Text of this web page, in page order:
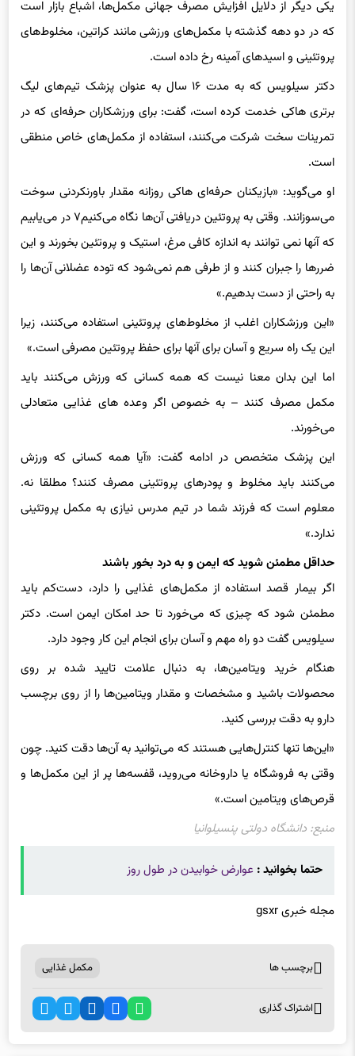
که در دو دهه گذشته با مکمل‌های ورزشی مانند کراتین، مخلوط‌های
پروتئینی و اسیدهای آمینه رخ داده است.
دکتر سیلویس که به مدت ۱۶ سال به عنوان پزشک تیم‌های لیگ
برتری هاکی خدمت کرده است، گفت: برای ورزشکاران حرفه‌ای که در
تمرینات سخت شرکت می‌کنند، استفاده از مکمل‌های خاص منطقی
است.
او می‌گوید: «بازیکنان حرفه‌ای هاکی روزانه مقدار باورنکردنی سوخت
می‌سوزانند. وقتی به پروتئین دریافتی آن‌ها نگاه می‌کنیم۷ در می‌یابیم
که آنها نمی توانند به اندازه کافی مرغ، استیک و پروتئین بخورند و این
ضررها را جبران کنند و از طرفی هم نمی‌شود که توده عضلانی آن‌ها را
به راحتی از دست بدهیم.»
«این ورزشکاران اغلب از مخلوط‌های پروتئینی استفاده می‌کنند، زیرا
این یک راه سریع و آسان برای آنها برای حفظ پروتئین مصرفی است.»
اما این بدان معنا نیست که همه کسانی که ورزش می‌کنند باید
مکمل مصرف کنند – به خصوص اگر وعده های غذایی متعادلی
می‌خورند.
این پزشک متخصص در ادامه گفت: «آیا همه کسانی که ورزش
می‌کنند باید مخلوط و پودرهای پروتئینی مصرف کنند؟ مطلقا نه.
معلوم است که فرزند شما در تیم مدرس نیازی به مکمل پروتئینی
ندارد.»
حداقل مطمئن شوید که ایمن و به درد بخور باشند
اگر بیمار قصد استفاده از مکمل‌های غذایی را دارد، دست‌کم باید
مطمئن شود که چیزی که می‌خورد تا حد امکان ایمن است. دکتر
سیلویس گفت دو راه مهم و آسان برای انجام این کار وجود دارد.
هنگام خرید ویتامین‌ها، به دنبال علامت تایید شده بر روی
محصولات باشید و مشخصات و مقدار ویتامین‌ها را از روی برچسب
دارو به دقت بررسی کنید.
«این‌ها تنها کنترل‌هایی هستند که می‌توانید به آن‌ها دقت کنید. چون
وقتی به فروشگاه یا داروخانه می‌روید، قفسه‌ها پر از این مکمل‌ها و
قرص‌های ویتامین است.»
منبع: دانشگاه دولتی پنسیلوانیا